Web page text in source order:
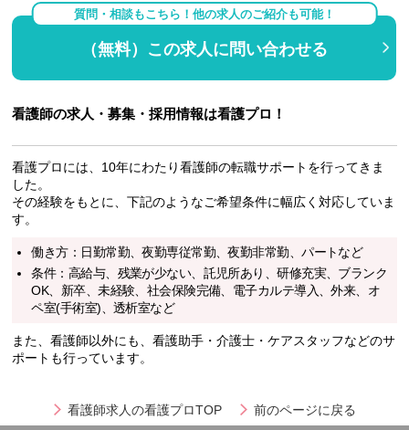
質問・相談もこちら！他の求人のご紹介も可能！
（無料）この求人に問い合わせる
看護師の求人・募集・採用情報は看護プロ！
看護プロには、10年にわたり看護師の転職サポートを行ってきま
した。
その経験をもとに、下記のようなご希望条件に幅広く対応していま
す。
働き方：日勤常勤、夜勤専従常勤、夜勤非常勤、パートなど
条件：高給与、残業が少ない、託児所あり、研修充実、ブランク
OK、新卒、未経験、社会保険完備、電子カルテ導入、外来、オ
ペ室(手術室)、透析室など
また、看護師以外にも、看護助手・介護士・ケアスタッフなどのサ
ポートも行っています。
看護師求人の看護プロTOP 前のページに戻る